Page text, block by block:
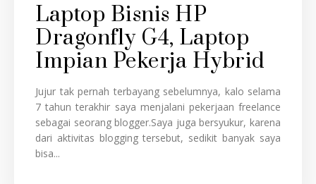
Laptop Bisnis HP
Dragonfly G4, Laptop
Impian Pekerja Hybrid
Jujur tak pernah terbayang sebelumnya, kalo selama
7 tahun terakhir saya menjalani pekerjaan freelance
sebagai seorang blogger.Saya juga bersyukur, karena
dari aktivitas blogging tersebut, sedikit banyak saya
bisa...